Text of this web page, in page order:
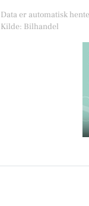
Data er automatisk
Kilde: Bilhandel